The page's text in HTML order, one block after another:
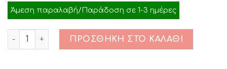
Άμεση παραλαβή/Παράδοση σε 1-3 ημέρες
Ποσότητα
ΠΡΟΣΘΉΚΗ ΣΤΟ ΚΑΛΆΘΙ